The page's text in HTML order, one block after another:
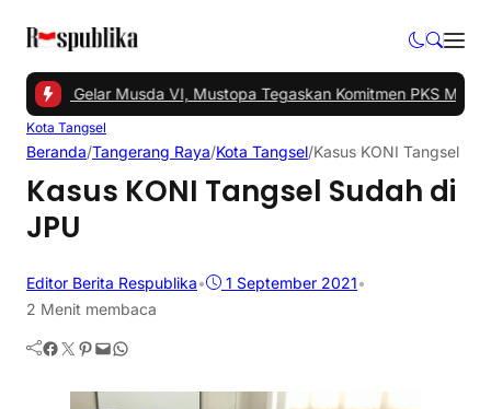
Gelar Musda VI, Mustopa Tegaskan Komitmen PKS
Kota Tangsel
Beranda/Tangerang Raya/Kota Tangsel/Kasus KONI Tangsel
Kasus KONI Tangsel Sudah di
JPU
Editor Berita Respublika• 1 September 2021•
2 Menit membaca
Facebook Twitter Pinterest Mail WhatsApp